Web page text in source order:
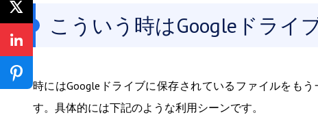
こういう時はGoogleドライ
時にはGoogleドライブに保存されているファイルをも
す。具体的には下記のような利用シーンです。